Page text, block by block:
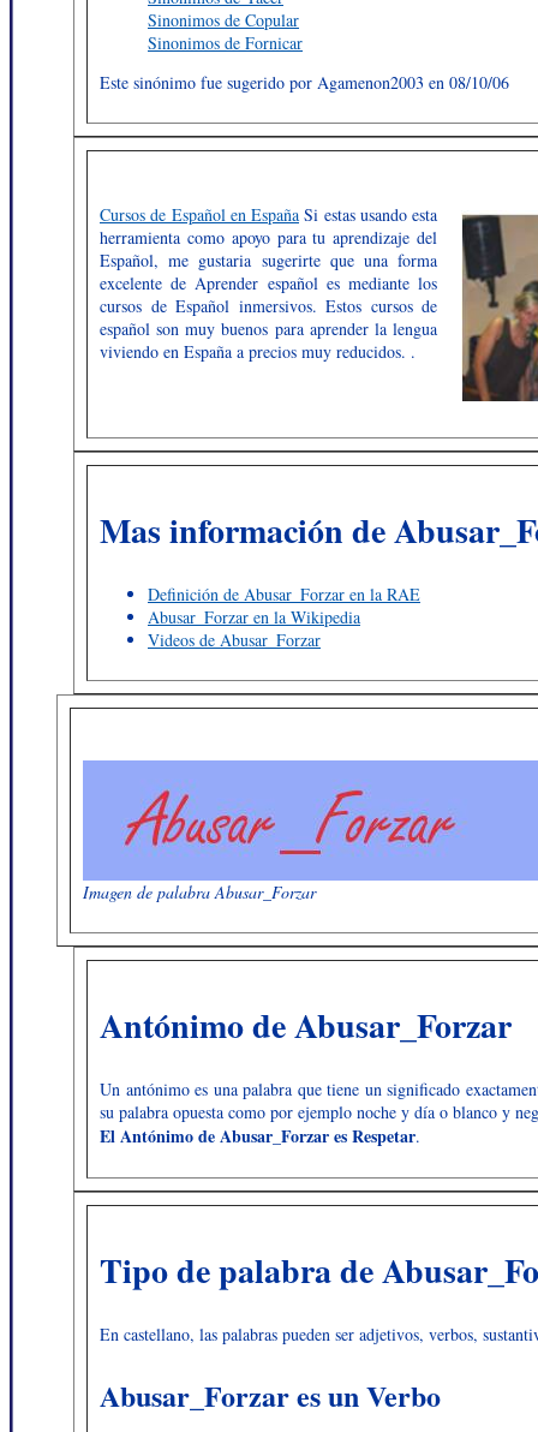
Sinonimos de Copular
Sinonimos de Fornicar
Este sinónimo fue sugerido por Agamenon2003 en 08/10/06
Cursos de Español en España Si estas usando esta
herramienta como apoyo para tu aprendizaje del
Español, me gustaria sugerirte que una forma
excelente de Aprender español es mediante los
cursos de Español inmersivos. Estos cursos de
español son muy buenos para aprender la lengua
viviendo en España a precios muy reducidos. .
Mas información de
Definición de Abusar_Forzar en la RAE
Abusar_Forzar en la Wikipedia
Videos de Abusar_Forzar
Imagen de palabra Abusar_Forzar
Antónimo de Abusar_Forzar
Un antónimo es una palabra que tiene un significado
su palabra opuesta como por ejemplo noche y día o blanco y
El Antónimo de Abusar_Forzar es Respetar.
Tipo de palabra de
En castellano, las palabras pueden ser adjetivos, verbos,
Abusar_Forzar es un Verbo